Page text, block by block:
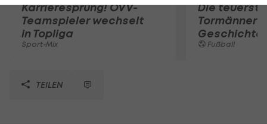
Karrieresprung! ÖVV-
Teamspieler wechselt
in Topliga
Sport-Mix
Die
Tormänner
Geschichte
Fußball
TEILEN